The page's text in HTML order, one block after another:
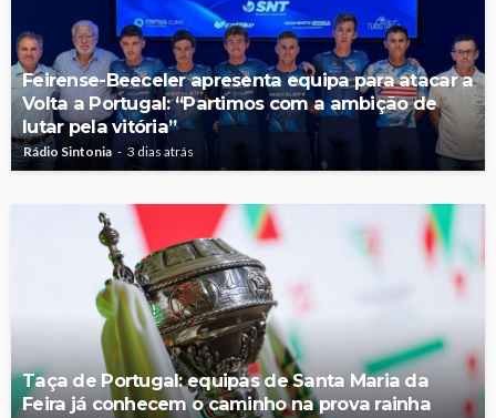
Feirense-Beeceler apresenta equipa para atacar a
Volta a Portugal: “Partimos com a ambição de
lutar pela vitória”
Rádio Sintonia 3 dias atrás
Taça de Portugal: equipas de Santa Maria da
Feira já conhecem o caminho na prova rainha